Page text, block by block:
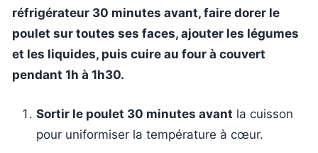
réfrigérateur 30 minutes avant, faire dorer le
poulet sur toutes ses faces, ajouter les légumes
et les liquides, puis cuire au four à couvert
pendant 1h à 1h30.
Sortir le poulet 30 minutes avant la cuisson
pour uniformiser la température à cœur.